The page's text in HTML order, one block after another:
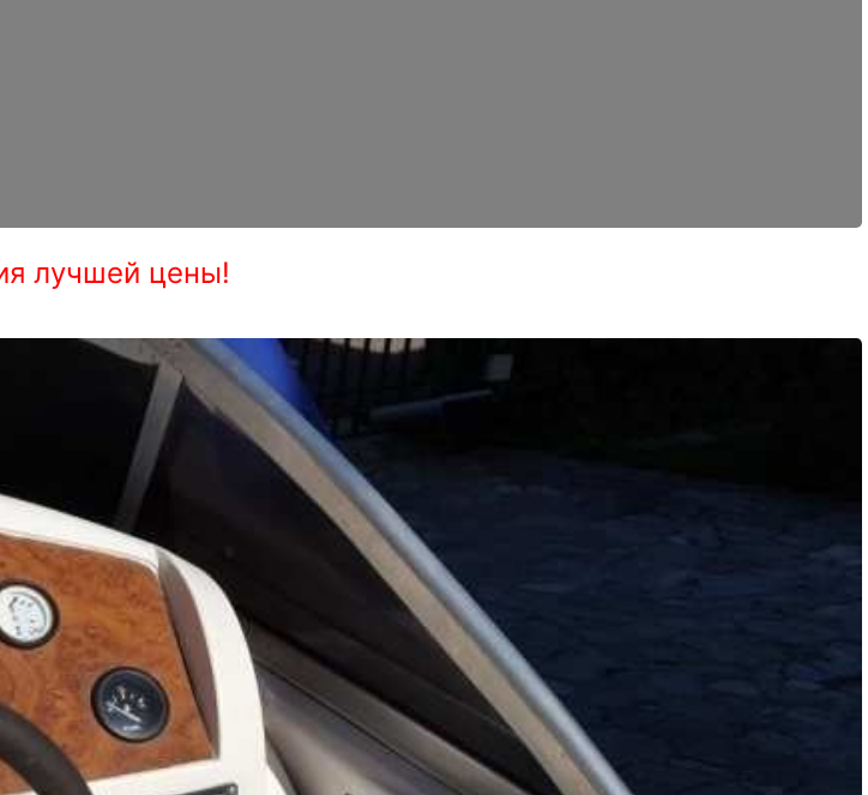
лучшей цены!